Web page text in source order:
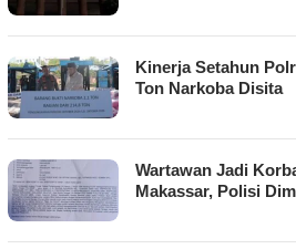
Kinerja Setahun
Ton Narkoba Disita
Wartawan Jadi
Makassar, Polisi